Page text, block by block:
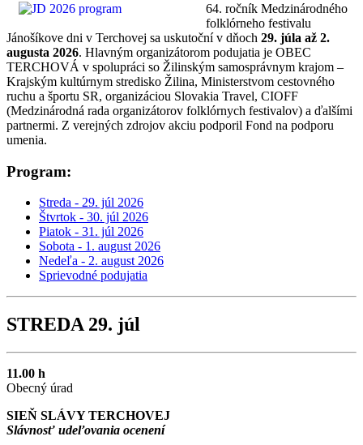
64. ročník Medzinárodného
folklórneho festivalu
Jánošíkove dni v Terchovej sa uskutoční v dňoch 29. júla až 2.
augusta 2026. Hlavným organizátorom podujatia je OBEC
TERCHOVÁ v spolupráci so Žilinským samosprávnym krajom –
Krajským kultúrnym stredisko Žilina, Ministerstvom cestovného
ruchu a športu SR, organizáciou Slovakia Travel, CIOFF
(Medzinárodná rada organizátorov folklórnych festivalov) a ďalšími
partnermi. Z verejných zdrojov akciu podporil Fond na podporu
umenia.
Program:
Streda - 29. júl 2026
Štvrtok - 30. júl 2026
Piatok - 31. júl 2026
Sobota - 1. august 2026
Nedeľa - 2. august 2026
Sprievodné podujatia
STREDA 29. júl
11.00 h
Obecný úrad
SIEŇ SLÁVY TERCHOVEJ
Slávnosť udeľovania ocenení